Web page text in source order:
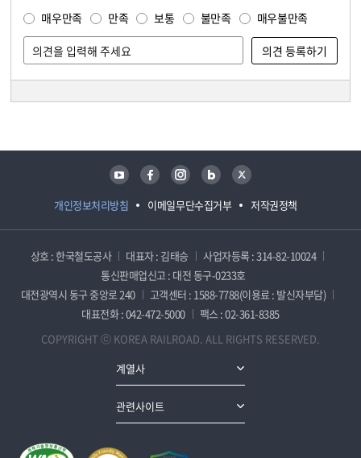
매우만족 만족 보통 불만족 매우불만족
개인정보처리방침 이메일무단수집거부 저작권정책
유튜브 페이스북 인스타그램 블로그 트위터
상호 : 한국철도공사 대표자 : 김태승
사업자등록 : 314-82-10024
통신판매업신고 : 대전 동구-0233호
대전광역시 동구 중앙로 240
고객센터 : 1588-7788(이용료 : 발신자부담)
대표전화 : 042-472-5000
팩스 : 02-361-8385
COPYRIGHT ⓒ KOREA RAILROAD. ALL RIGHTS RESERVED.
계열사
관련사이트